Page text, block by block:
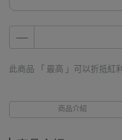
此商品 「 最高 」可以折抵紅利
商品介紹